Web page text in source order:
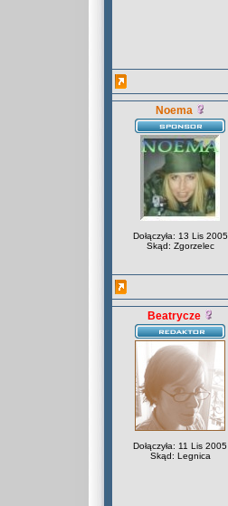
Noema
Dołączyła: 13 Lis 2005
Skąd: Zgorzelec
Beatrycze
Dołączyła: 11 Lis 2005
Skąd: Legnica